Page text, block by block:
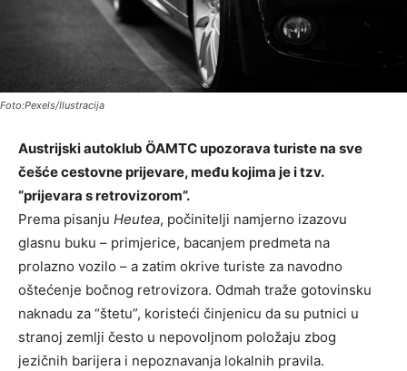
Foto:Pexels/Ilustracija
Austrijski autoklub ÖAMTC upozorava turiste na sve
češće cestovne prijevare, među kojima je i tzv.
“prijevara s retrovizorom”.
Prema pisanju Heutea, počinitelji namjerno izazovu
glasnu buku – primjerice, bacanjem predmeta na
prolazno vozilo – a zatim okrive turiste za navodno
oštećenje bočnog retrovizora. Odmah traže gotovinsku
naknadu za “štetu”, koristeći činjenicu da su putnici u
stranoj zemlji često u nepovoljnom položaju zbog
jezičnih barijera i nepoznavanja lokalnih pravila.